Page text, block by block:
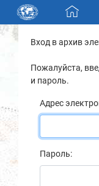
Skip navigation
Разделы и
Электронный
Новости
О нас
Вход в архив
Пожалуйста,
и пароль.
Адрес
Пароль: